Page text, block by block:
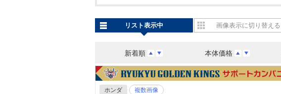
新着順 本体価格
リスト表示中 画像表示に切り替える
ホンダ 複数画像